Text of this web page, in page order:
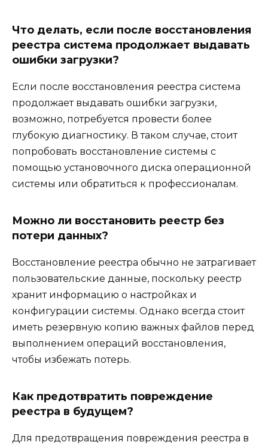
Что делать, если после восстановления
реестра система продолжает выдавать
ошибки загрузки?
Если после восстановления реестра система
продолжает выдавать ошибки загрузки,
возможно, потребуется провести более
глубокую диагностику. В таком случае, стоит
попробовать восстановление системы с
помощью установочного диска операционной
системы или обратиться к профессионалам.
Можно ли восстановить реестр без
потери данных?
Восстановление реестра обычно не затрагивает
пользовательские данные, поскольку реестр
хранит информацию о настройках и
конфигурации системы. Однако всегда стоит
иметь резервную копию важных файлов перед
выполнением операций восстановления,
чтобы избежать потерь.
Как предотвратить повреждение
реестра в будущем?
Для предотвращения повреждения реестра в